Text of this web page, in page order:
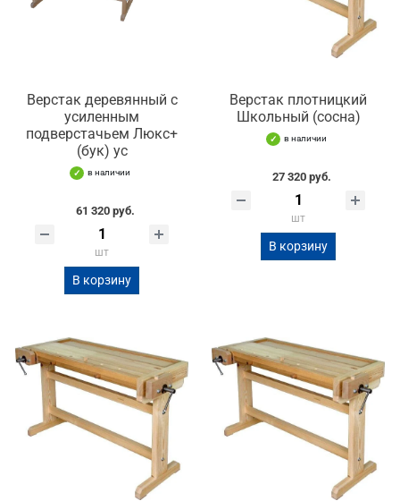
Верстак деревянный с
усиленным
подверстачьем Люкс+
(бук) ус
в наличии
61 320 руб.
шт
В корзину
Верстак плотницкий
Школьный (сосна)
в наличии
27 320 руб.
шт
В корзину